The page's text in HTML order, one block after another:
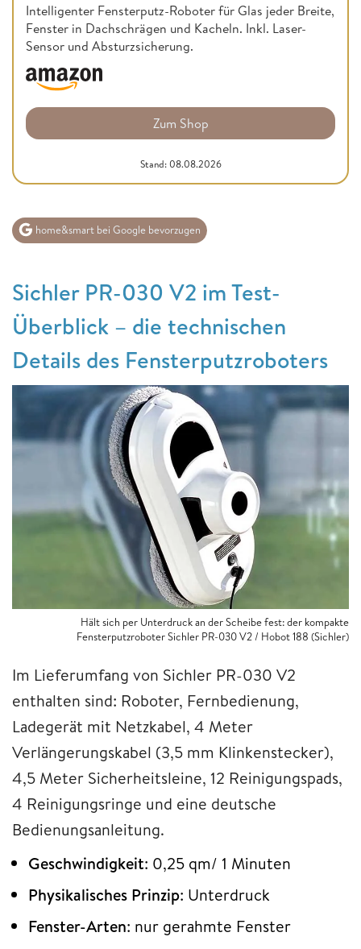
Intelligenter Fensterputz-Roboter für Glas jeder Breite,
Fenster in Dachschrägen und Kacheln. Inkl. Laser-
Sensor und Absturzsicherung.
Zum Shop
Stand: 08.08.2026
home&smart bei Google bevorzugen
Sichler PR-030 V2 im Test-
Überblick – die technischen
Details des Fensterputzroboters
Hält sich per Unterdruck an der Scheibe fest: der kompakte
Fensterputzroboter Sichler PR-030 V2 / Hobot 188 (Sichler)
Im Lieferumfang von Sichler PR-030 V2
enthalten sind: Roboter, Fernbedienung,
Ladegerät mit Netzkabel, 4 Meter
Verlängerungskabel (3,5 mm Klinkenstecker),
4,5 Meter Sicherheitsleine, 12 Reinigungspads,
4 Reinigungsringe und eine deutsche
Bedienungsanleitung.
Geschwindigkeit: 0,25 qm/ 1 Minuten
Physikalisches Prinzip: Unterdruck
Fenster-Arten: nur gerahmte Fenster